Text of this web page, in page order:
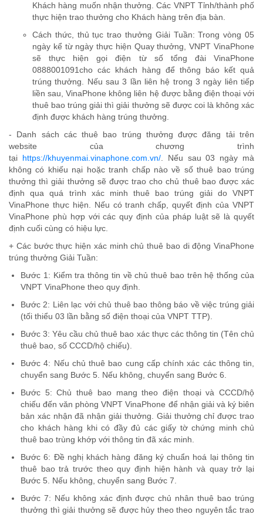
Khách hàng muốn nhận thưởng. Các VNPT Tỉnh/thành phố
thực hiện trao thưởng cho Khách hàng trên địa bàn.
Cách thức, thủ tục trao thưởng Giải Tuần: Trong vòng 05
ngày kể từ ngày thực hiện Quay thưởng, VNPT VinaPhone
sẽ thực hiện gọi điện từ số tổng đài VinaPhone
0888001091cho các khách hàng để thông báo kết quả
trúng thưởng. Nếu sau 3 lần liên hệ trong 3 ngày liên tiếp
liền sau, VinaPhone không liên hệ được bằng điện thoại với
thuê bao trúng giải thì giải thưởng sẽ được coi là không xác
định được khách hàng trúng thưởng.
- Danh sách các thuê bao trúng thưởng được đăng tải trên
website của chương trình
tại https://khuyenmai.vinaphone.com.vn/. Nếu sau 03 ngày mà
không có khiếu nại hoặc tranh chấp nào về số thuê bao trúng
thưởng thì giải thưởng sẽ được trao cho chủ thuê bao được xác
định qua quá trình xác minh thuê bao trúng giải do VNPT
VinaPhone thực hiện. Nếu có tranh chấp, quyết định của VNPT
VinaPhone phù hợp với các quy định của pháp luật sẽ là quyết
định cuối cùng có hiệu lực.
+ Các bước thực hiện xác minh chủ thuê bao di động VinaPhone
trúng thưởng Giải Tuần:
Bước 1: Kiểm tra thông tin về chủ thuê bao trên hệ thống của
VNPT VinaPhone theo quy định.
Bước 2: Liên lạc với chủ thuê bao thông báo về việc trúng giải
(tối thiểu 03 lần bằng số điện thoại của VNPT TTP).
Bước 3: Yêu cầu chủ thuê bao xác thực các thông tin (Tên chủ
thuê bao, số CCCD/hộ chiếu).
Bước 4: Nếu chủ thuê bao cung cấp chính xác các thông tin,
chuyển sang Bước 5. Nếu không, chuyển sang Bước 6.
Bước 5: Chủ thuê bao mang theo điện thoại và CCCD/hộ
chiếu đến văn phòng VNPT VinaPhone để nhận giải và ký biên
bản xác nhận đã nhận giải thưởng. Giải thưởng chỉ được trao
cho khách hàng khi có đầy đủ các giấy tờ chứng minh chủ
thuê bao trùng khớp với thông tin đã xác minh.
Bước 6: Đề nghị khách hàng đăng ký chuẩn hoá lại thông tin
thuê bao trả trước theo quy định hiện hành và quay trở lại
Bước 5. Nếu không, chuyển sang Bước 7.
Bước 7: Nếu không xác định được chủ nhân thuê bao trúng
thưởng thì giải thưởng sẽ được hủy theo theo nguyên tắc trao